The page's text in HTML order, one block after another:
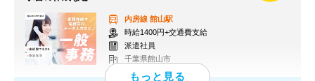
内房線 館山駅
時給1400円+交通費支給
派遣社員
千葉県館山市